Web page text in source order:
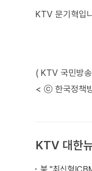
KTV 문기혁입
( KTV 국민방
< ⓒ 한국정책
KTV 대한
북 "최신형